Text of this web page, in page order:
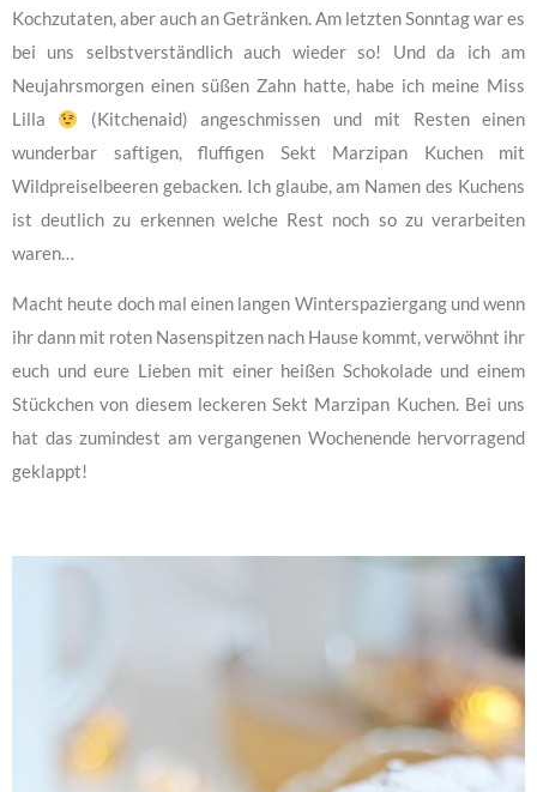
Kochzutaten, aber auch an Getränken. Am letzten Sonntag war es
bei uns selbstverständlich auch wieder so! Und da ich am
Neujahrsmorgen einen süßen Zahn hatte, habe ich meine Miss
Lilla
(Kitchenaid) angeschmissen und mit Resten einen
wunderbar saftigen, fluffigen Sekt Marzipan Kuchen mit
Wildpreiselbeeren gebacken. Ich glaube, am Namen des Kuchens
ist deutlich zu erkennen welche Rest noch so zu verarbeiten
waren…
Macht heute doch mal einen langen Winterspaziergang und wenn
ihr dann mit roten Nasenspitzen nach Hause kommt, verwöhnt ihr
euch und eure Lieben mit einer heißen Schokolade und einem
Stückchen von diesem leckeren Sekt Marzipan Kuchen. Bei uns
hat das zumindest am vergangenen Wochenende hervorragend
geklappt!